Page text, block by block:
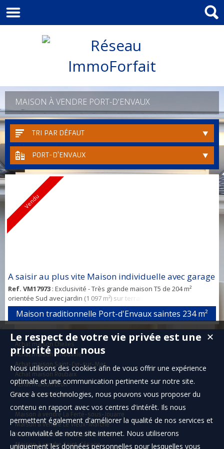
MAISON À VENDRE PORT-D'ENVAUX
TRI PAR DÉFAUT
PORT-D'ENVAUX
Vendu
A saisir au plus vite Maison individuelle avec garage
Ref. VM17973 : Exclusivité - Très grande maison T5 de 204 m²
orientée Sud avec jardin (1 097 m²) sur terrain de 1 097 m². Séjour, 3
chambres, cuis. amén. Sdb. 3 pkg. Vue sur jardin.
Maison traditionnelle Port-d'Envaux saintes 234 m²
Achat maison Chelles
Achat maison Arnouville
Achat maison Saint-Cyr-sur-Mer
Achat maison Roubaix
Achat maison Léon
Achat maison Santec
Maison à vendre La Ferté-sous-Jouarre
Maison à vendre Le Vieux-Marché
Maison à vendre Rouessé-Fontaine
Maison à vendre Saint-Césaire
✕
Le respect de votre vie privée est une
priorité pour nous
Nous utilisons des cookies afin de vous offrir une expérience
optimale et une communication pertinente sur notre site.
Grace à ces technologies, nous pouvons vous proposer du
contenu en rapport avec vos centres d'intérêt. Ils nous
permettent également d'améliorer la qualité de nos services et
la convivialité de notre site internet. Nous utiliserons
uniquement les données personnelles pour lesquelles vous